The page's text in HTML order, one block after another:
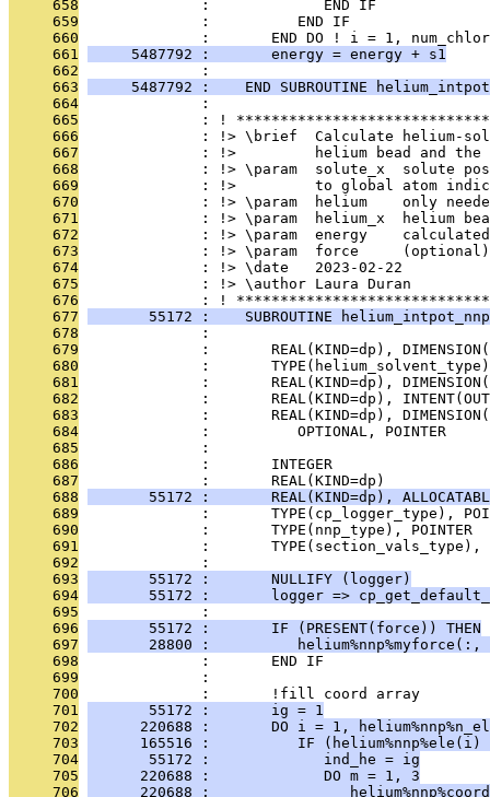
     658
              :             END IF
     659
              :          END IF
     660
:       END DO ! i = 1,
     661
     5487792 :       energy = energy + s1
     662
              :
     663
5487792 :    END SUBROUTINE
     664
              :
     665
: !
     666
: !> \brief  Calculate helium-
     667
: !>         helium bead and
     668
: !> \param  solute_x  solute
     669
: !>         to global atom
     670
: !> \param  helium    only
     671
: !> \param  helium_x  helium
     672
: !> \param  energy
     673
: !> \param  force
     674
              : !> \date   2023-02-22
     675
              : !> \author Laura Duran
     676
: !
     677
55172 :    SUBROUTINE
     678
              :
     679
:       REAL(KIND=dp),
     680
:
     681
:       REAL(KIND=dp),
     682
:       REAL(KIND=dp),
     683
:       REAL(KIND=dp),
     684
:          OPTIONAL, POINTER
     685
              :
     686
:       INTEGER
     687
:       REAL(KIND=dp)
     688
55172 :       REAL(KIND=dp),
     689
:       TYPE(cp_logger_type),
     690
:       TYPE(nnp_type), POINTER
     691
:
     692
              :
     693
       55172 :       NULLIFY (logger)
     694
55172 :       logger =>
     695
              :
     696
       55172 :       IF (PRESENT(force)) THEN
     697
28800 :          helium%nnp%myforce(:,
     698
              :       END IF
     699
              :
     700
              :       !fill coord array
     701
       55172 :       ig = 1
     702
220688 :       DO i = 1,
     703
165516 :          IF (helium%nnp%ele(i)
     704
       55172 :             ind_he = ig
     705
      220688 :             DO m = 1, 3
     706
220688 :